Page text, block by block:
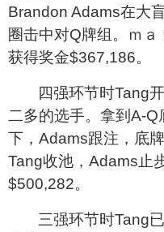
Brandon Adams在大
圈击中对Q牌组。ｍ
获得奖金$367,186。
四强环节时Tang
二多的选手。拿到A-
下，Adams跟注，底
Tang收池，Adams止
$500,282。
三强环节时Tang